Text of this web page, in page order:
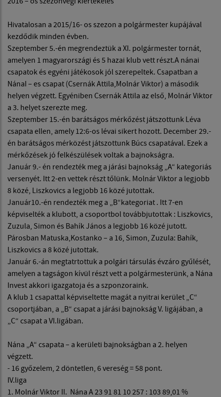
Hivatalosan a 2015/16- os szezon a polgármester kupájával
kezdődik minden évben.
Szeptember 5.-én megrendeztük a XI. polgármester tornát,
amelyen 1 magyarországi és 5 hazai klub vett részt.A nánai
csapatok és egyéni játékosok jól szerepeltek. Csapatban a
NánaI – es csapat (Csernák Attila,Molnár Viktor) a második
helyen végzett. Egyéniben Csernák Attila az első, Molnár Viktor
a 3. helyet szerezte meg.
Szeptember 15.-én barátságos mérkőzést játszottunk Léva
csapata ellen, amely 12:6-os lévai sikert hozott. December 29.-
én barátságos mérközést játszottunk Búcs csapatával. Ezek a
mérkőzések jó felkészülések voltak a bajnokságra.
Január 9.- én rendezték meg a járási bajnokság „A“ kategoriás
versenyét. Itt 2-en vettek részt tőlünk. Molnár Viktor a legjobb
8 közé, Liszkovics a legjobb 16 közé jutottak.
Január10.-én rendezték meg a „B“kategoriat . Itt 7-en
képviselték a klubott, a csoportbol továbbjutottak : Liszkovics,
Zuzula, Simon és Bahík János a legjobb 16 közé jutott.
Párosban Matuska,Kostanko – a 16, Simon, Zuzula: Bahík,
Liszkovics a 8 közé jutottak.
Január 6.-án megtatrtottuk a polgári társulás évzáro gyűlését,
amelyen a tagságon kívül részt vett a polgármesterünk, a Nána
Invest akkori igazgatoja és a szponzoraink.
A klub 1 csapattal képviseltette magát a nyitrai kerület „C“
csoportjában, a „B“ csapat a járási bajnokság V. ligájában, a
„C“ csapat a VI.ligában.
Nána „A“ csapata – a kerületi bajnokságban a 2. helyen
végzett.
- 16 győzelem, 2 döntetlen, 6 vereség = 58 pont.
IV.liga
1. Molnár Viktor II. Nána A 23 91 81 10 257 : 103 89,01 %